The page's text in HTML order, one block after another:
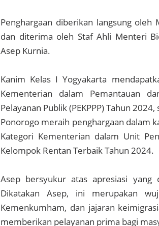
Penghargaan diberikan langsung oleh
dan diterima oleh Staf Ahli Menteri
Asep Kurnia.
Kanim Kelas I Yogyakarta
Kementerian dalam Pemantauan
Pelayanan Publik (PEKPPP) Tahun
Ponorogo meraih penghargaan dalam
Kategori Kementerian dalam Unit
Kelompok Rentan Terbaik Tahun 2024.
Asep bersyukur atas apresiasi yang
Dikatakan Asep, ini merupakan
Kemenkumham, dan jajaran
memberikan pelayanan prima bagi